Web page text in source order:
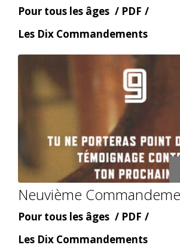
Âge
Pour tous les âges
Content
PDF
Content
Les Dix Commandements
Launch
audio
modal
Neuvième
Âge
Pour tous les âges
Content
PDF
Content
Les Dix Commandements